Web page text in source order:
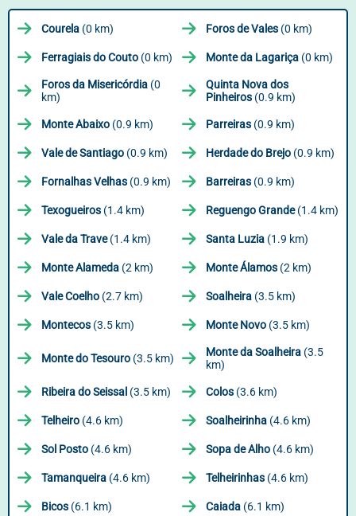
Courela (0 km) Foros de Vales (0 km)
Ferragiais do Couto (0 km) Monte da Lagariça (0 km)
Foros da Misericórdia (0
km)
Quinta Nova dos
Pinheiros (0.9 km)
Monte Abaixo (0.9 km) Parreiras (0.9 km)
Vale de Santiago (0.9 km) Herdade do Brejo (0.9 km)
Fornalhas Velhas (0.9 km) Barreiras (0.9 km)
Texogueiros (1.4 km) Reguengo Grande(1.4 km)
Vale da Trave(1.4 km) Santa Luzia (1.9 km)
Monte Alameda (2 km) Monte Álamos (2 km)
Vale Coelho (2.7 km) Soalheira (3.5 km)
Montecos (3.5 km) Monte Novo (3.5 km)
Monte do Tesouro (3.5 km) Monte da Soalheira (3.5
km)
Ribeira do Seissal (3.5 km) Colos (3.6 km)
Telheiro (4.6 km) Soalheirinha (4.6 km)
Sol Posto (4.6 km) Sopa de Alho (4.6 km)
Tamanqueira (4.6 km) Telheirinhas (4.6 km)
Bicos (6.1 km) Caiada (6.1 km)